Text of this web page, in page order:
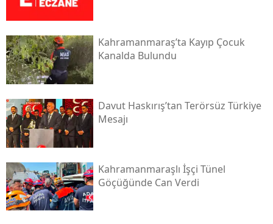
Kahramanmaraş’ta Kayıp Çocuk
Kanalda Bulundu
Davut Haskırış’tan Terörsüz Türkiye
Mesajı
Kahramanmaraşlı İşçi Tünel
Göçüğünde Can Verdi